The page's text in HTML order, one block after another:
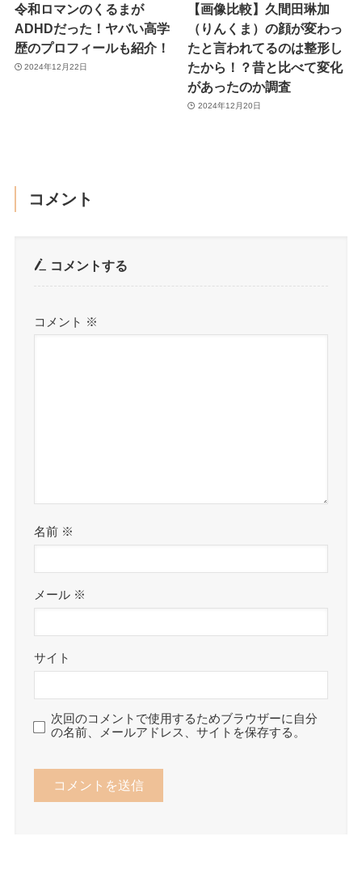
令和ロマンのくるまが
ADHDだった！ヤバい高学
歴のプロフィールも紹介！
2024年12月22日
【画像比較】久間田琳加
（りんくま）の顔が変わっ
たと言われてるのは整形し
たから！？昔と比べて変化
があったのか調査
2024年12月20日
コメント
コメントする
コメント ※
名前 ※
メール ※
サイト
次回のコメントで使用するためブラウザーに自分
の名前、メールアドレス、サイトを保存する。